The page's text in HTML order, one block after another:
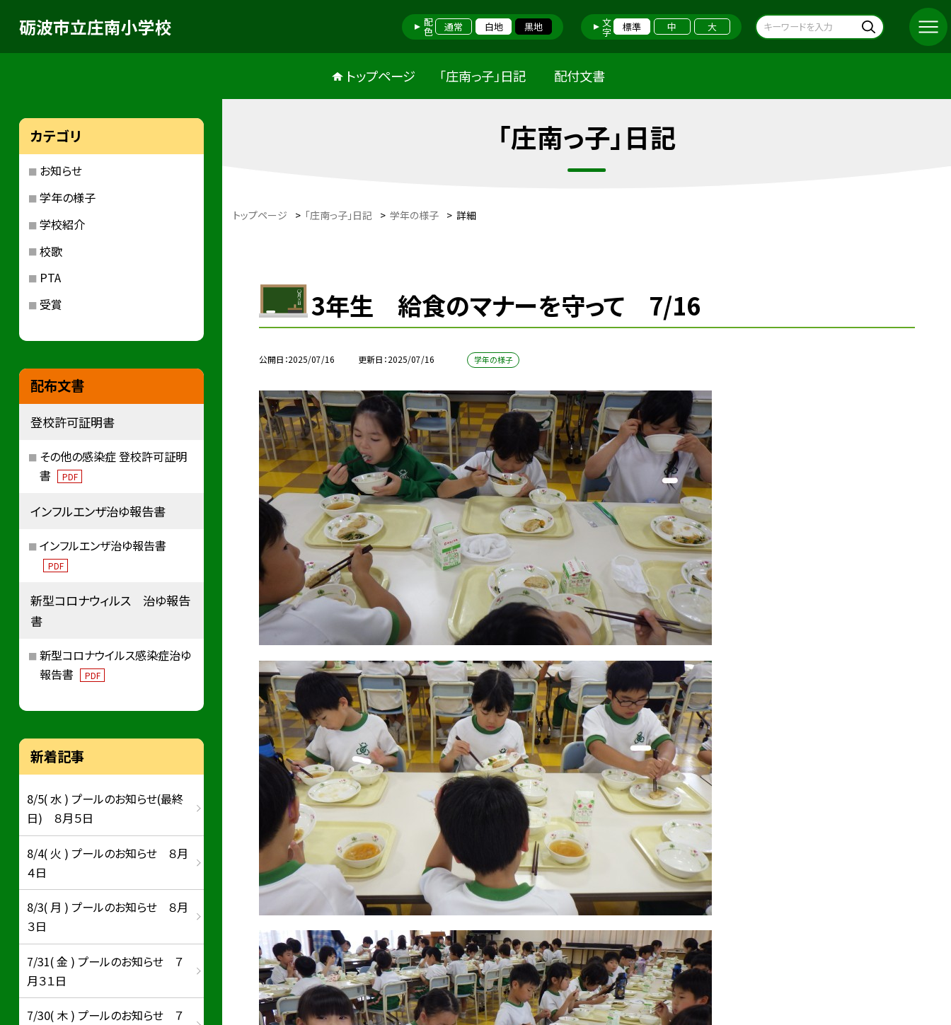
砺波市立庄南小学校 配色 通常 白地 黒地 文字 標準 中 大
トップページ 「庄南っ子」日記 配付文書
「庄南っ子」日記
トップページ > 「庄南っ子」日記 > 学年の様子 > 詳細
3年生 給食のマナーを守って 7/16
公開日 2025/07/16 更新日 2025/07/16 学年の様子
カテゴリ
お知らせ
学年の様子
学校紹介
校歌
PTA
受賞
配布文書
登校許可証明書
その他の感染症 登校許可証明
書
PDF
インフルエンザ治ゆ報告書
インフルエンザ治ゆ報告書
PDF
新型コロナウィルス 治ゆ報告
書
新型コロナウイルス感染症治ゆ
報告書
PDF
新着記事
8/5( 水 ) プールのお知らせ(最終
日) ８月５日
8/4( 火 ) プールのお知らせ ８月
４日
8/3( 月 ) プールのお知らせ ８月
３日
7/31( 金 ) プールのお知らせ ７
月３１日
7/30( 木 ) プールのお知らせ ７